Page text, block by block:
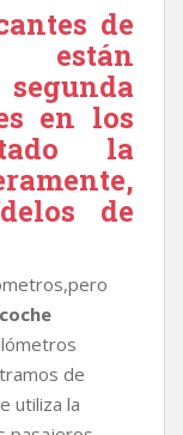
de
están
en los
la
de
coche
de
utiliza la